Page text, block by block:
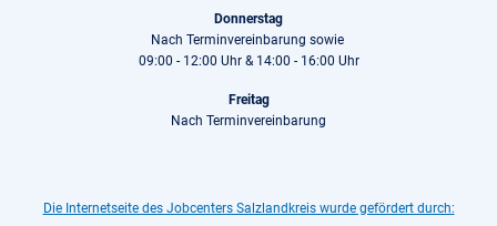
Donnerstag
Nach Terminvereinbarung sowie
09:00 - 12:00 Uhr & 14:00 - 16:00 Uhr
Freitag
Nach Terminvereinbarung
Die Internetseite des Jobcenters Salzlandkreis wurde gefördert durch: